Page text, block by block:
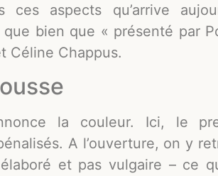
ces aspects qu’arrive
bien que « présenté par
Céline Chappus.
la couleur. Ici, le
A l’ouverture, on y
et pas vulgaire – ce